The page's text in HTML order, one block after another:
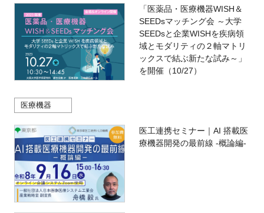
「医薬品・医療機器WISH＆
SEEDsマッチング会 ～大学
SEEDsと企業WISHを疾病領
域とモダリティの２軸マトリ
ックスで結ぶ新たな試み～」
を開催（10/27）
医療機器
医工連携セミナー｜AI 搭載医
療機器開発の最前線 -概論編-